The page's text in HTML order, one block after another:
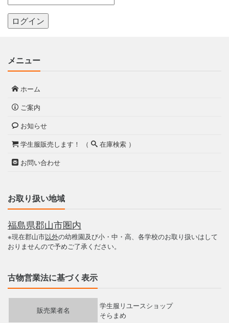
メニュー
ホーム
ご案内
お知らせ
学生服販売します！ （
在庫検索 ）
お問い合わせ
お取り扱い地域
福島県郡山市圏内
※現在郡山市以外の幼稚園及び小・中・高、各学校のお取り扱いはして
おりませんので予めご了承ください。
古物営業法に基づく表示
販売業者名
学生服リユースショップ
そらまめ